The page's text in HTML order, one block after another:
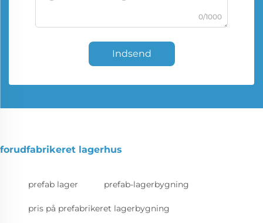
0/1000
Indsend
forudfabrikeret lagerhus
prefab lager prefab-lagerbygning
pris på prefabrikeret lagerbygning